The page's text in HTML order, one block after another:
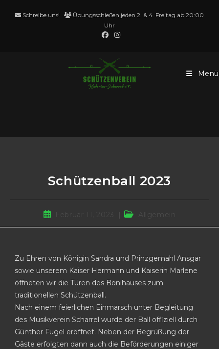
Schreibe uns!
Übungsschießen jeden 2. & 4. Freitag ab 20:00
Uhr
Menü
Schützenball 2023
Februar 11, 2023 Allgemein
Zu Ehren von Königin Sandra und Prinzgemahl Ansgar
sowie unserem Kaiser Hermann und Kaiserin Marlene
öffneten wir die Türen des Bonihauses zum
traditionellen Schützenball.
Nach einem feierlichen Einmarsch unter Begleitung
des Musikverein Scharrel wurde der Ball offiziell durch
Günther Fugel eröffnet. Neben der Begrüßung der
Gäste erfolgten dann auch die Beförderungen einiger